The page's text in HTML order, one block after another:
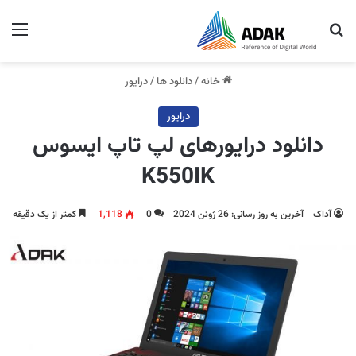
جستجو برای
خانه/دانلود ها /درایور
درایور
دانلود درایورهای لپ تاپ ایسوس
K550IK
آداک آخرین به روز رسانی: 26 ژوئن 2024 0
1,118 کمتر از یک دقیقه